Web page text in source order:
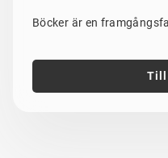
Böcker är en
Till